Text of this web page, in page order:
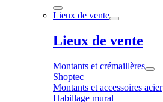
Lieux de vente
Lieux de vente
Montants et crémaillères
Shoptec
Montants et accessoires acier
Habillage mural